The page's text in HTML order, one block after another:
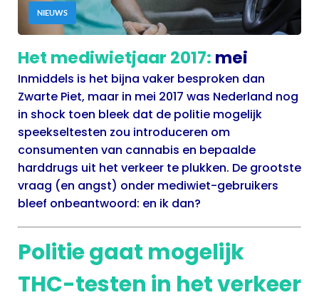
NIEUWS
Het mediwietjaar 2017: mei
Inmiddels is het bijna vaker besproken dan
Zwarte Piet, maar in mei 2017 was Nederland nog
in shock toen bleek dat de politie mogelijk
speekseltesten zou introduceren om
consumenten van cannabis en bepaalde
harddrugs uit het verkeer te plukken. De grootste
vraag (en angst) onder mediwiet-gebruikers
bleef onbeantwoord: en ik dan?
Politie gaat mogelijk
THC-testen in het verkeer